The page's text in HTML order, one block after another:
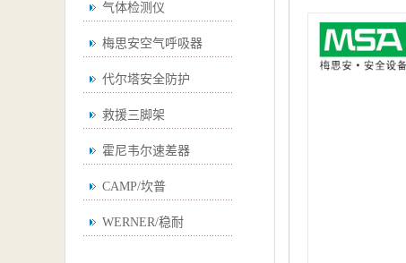
气体检测仪
梅思安空气呼吸器
代尔塔安全防护
救援三脚架
霍尼韦尔速差器
CAMP/坎普
WERNER/稳耐